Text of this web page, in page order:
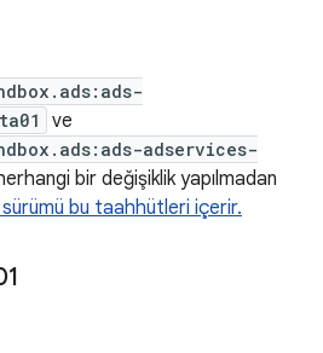
ve
adservices-
bir değişiklik yapılmadan
bu taahhütleri içerir.